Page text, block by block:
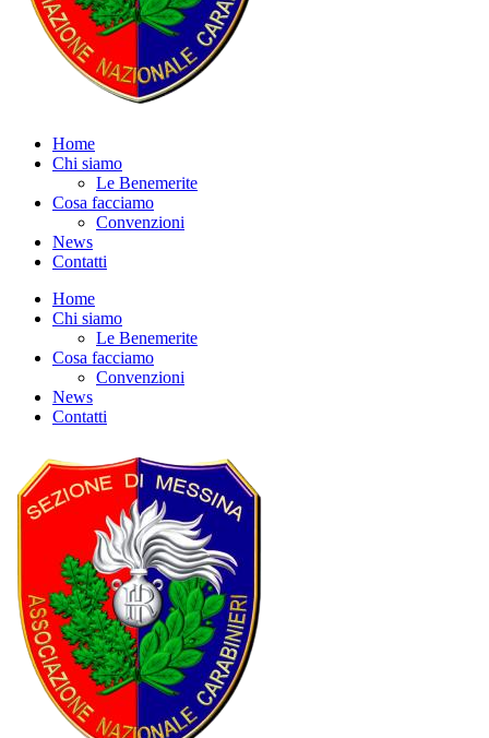
Home
Chi siamo
Le Benemerite
Cosa facciamo
Convenzioni
News
Contatti
Home
Chi siamo
Le Benemerite
Cosa facciamo
Convenzioni
News
Contatti